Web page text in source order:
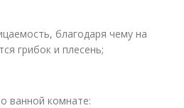
благодаря чему на
грибок и плесень;
ванной комнате: